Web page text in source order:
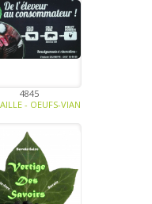
BIO-SOUPE - TRAITEUR -
4845
- OEUFS-VIANDE -